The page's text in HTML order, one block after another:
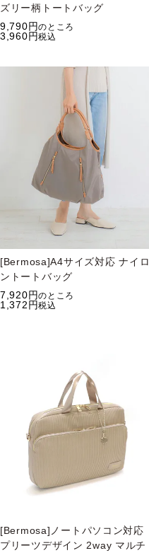
ズリー柄トートバッグ
9,790
のところ
3,960 税込
[Bermosa]A4サイズ対応 ナイロ
ントートバッグ
7,920
のところ
1,372 税込
[Bermosa]ノートパソコン対応
プリーツデザイン 2way マルチ